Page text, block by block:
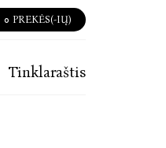
0 PREKĖS(-IŲ)
Tinklaraštis